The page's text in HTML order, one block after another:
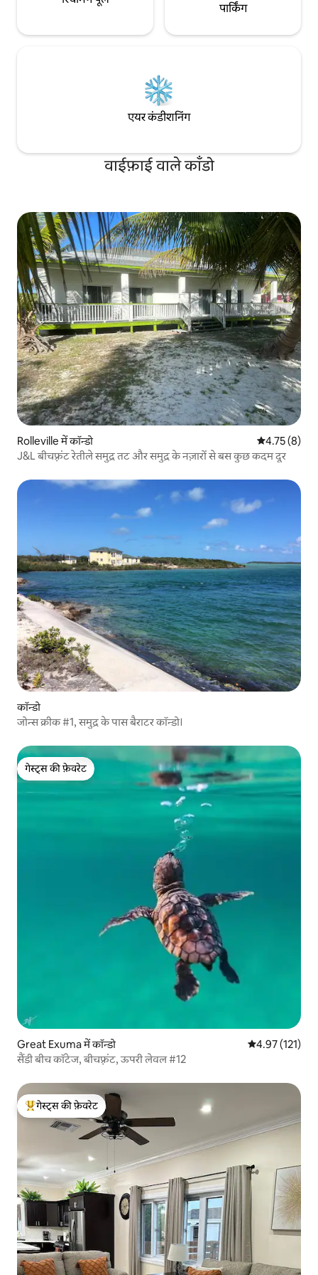
पार्किंग
एयर कंडीशनिंग
वाईफ़ाई वाले काँडो
Rolleville में कॉन्डो औसत रेटिंग 5
4.75 (8)
J&L बीचफ़्रंट रेतीले समुद्र तट और समुद्र के नज़ारों से बस कुछ कदम दूर
कॉन्डो
जोन्स क्रीक #1, समुद्र के पास बैराटर कॉन्डो।
गेस्ट्स की फ़ेवरेट
गेस्ट्स की फ़ेवरेट
Great Exuma में कॉन्डो औसत रेटिंग 5 में से
4.97 (121)
सैंडी बीच कॉटेज, बीचफ़्रंट, ऊपरी लेवल #12
गेस्ट्स का टॉप फ़ेवरेट
गेस्ट्स की फ़ेवरेट